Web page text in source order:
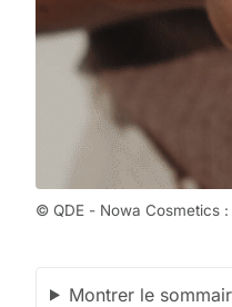
© QDE - Nowa Cosmetics
Montrer le